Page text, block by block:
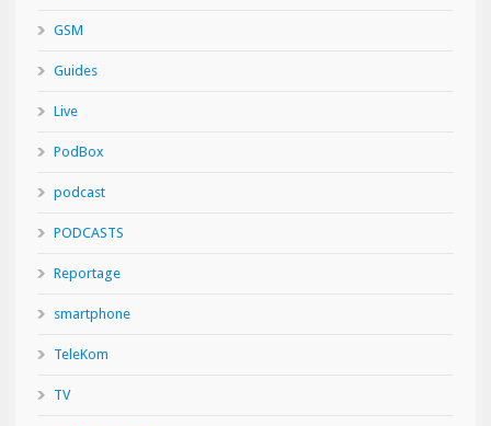
GSM
Guides
Live
PodBox
podcast
PODCASTS
Reportage
smartphone
TeleKom
TV